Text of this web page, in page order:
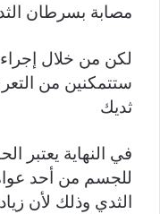
مصابة بسرطان
لكن من خلال
ستتمكنين من
ثديك
في النهاية يعتبر
للجسم من أحد
الثدي وذلك لأن